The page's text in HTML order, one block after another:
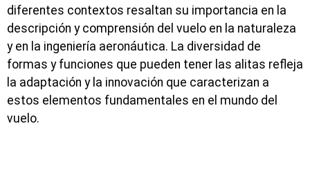
diferentes contextos resaltan su importancia en la
descripción y comprensión del vuelo en la naturaleza
y en la ingeniería aeronáutica. La diversidad de
formas y funciones que pueden tener las alitas refleja
la adaptación y la innovación que caracterizan a
estos elementos fundamentales en el mundo del
vuelo.